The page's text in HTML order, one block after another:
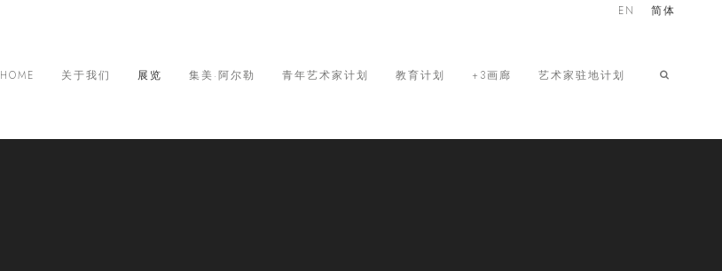
HOME 关于我们 展览 集美·阿尔勒 青年艺术家计划 教育计划 +3画廊 艺术家驻地计划
EN 简体